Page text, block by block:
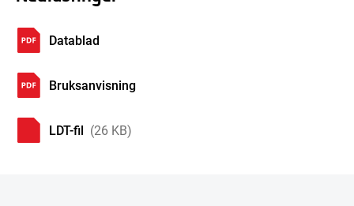
Datablad
Bruksanvisning
LDT-fil (26 KB)